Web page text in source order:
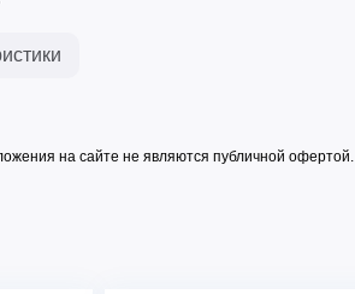
на сайте не являются публичной офертой.